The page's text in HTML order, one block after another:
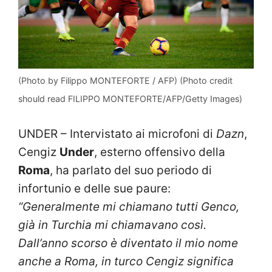
(Photo by Filippo MONTEFORTE / AFP) (Photo credit
should read FILIPPO MONTEFORTE/AFP/Getty Images)
UNDER – Intervistato ai microfoni di Dazn,
Cengiz Under, esterno offensivo della
Roma, ha parlato del suo periodo di
infortunio e delle sue paure:
“Generalmente mi chiamano tutti Genco,
già in Turchia mi chiamavano così.
Dall’anno scorso è diventato il mio nome
anche a Roma, in turco Cengiz significa